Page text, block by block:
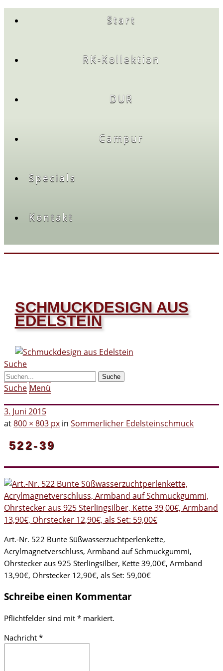
Start
RK-Kollektion
DUR
Campur
Specials
Kontakt
SCHMUCKDESIGN AUS
EDELSTEIN
Suche
Suche Menü
3. Juni 2015
at800 × 803 px in Sommerlicher Edelsteinschmuck
522-39
Art.-Nr. 522 Bunte Süßwasserzuchtperlenkette,
Acrylmagnetverschluss, Armband auf Schmuckgummi,
Ohrstecker aus 925 Sterlingsilber, Kette 39,00€, Armband
13,90€, Ohrstecker 12,90€, als Set: 59,00€
Schreibe einen Kommentar
Pflichtfelder sind mit * markiert.
Nachricht *